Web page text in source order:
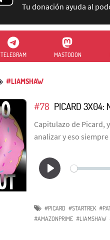
Tu donación ayuda al
TELEGRAM MASTODON
#LIAMSHAW
#78 PICARD 3X04:
Capitulazo de Picard,
analizar y eso
#PICARD #STARTREK
#AMAZONPRIME #LIAMSHAW